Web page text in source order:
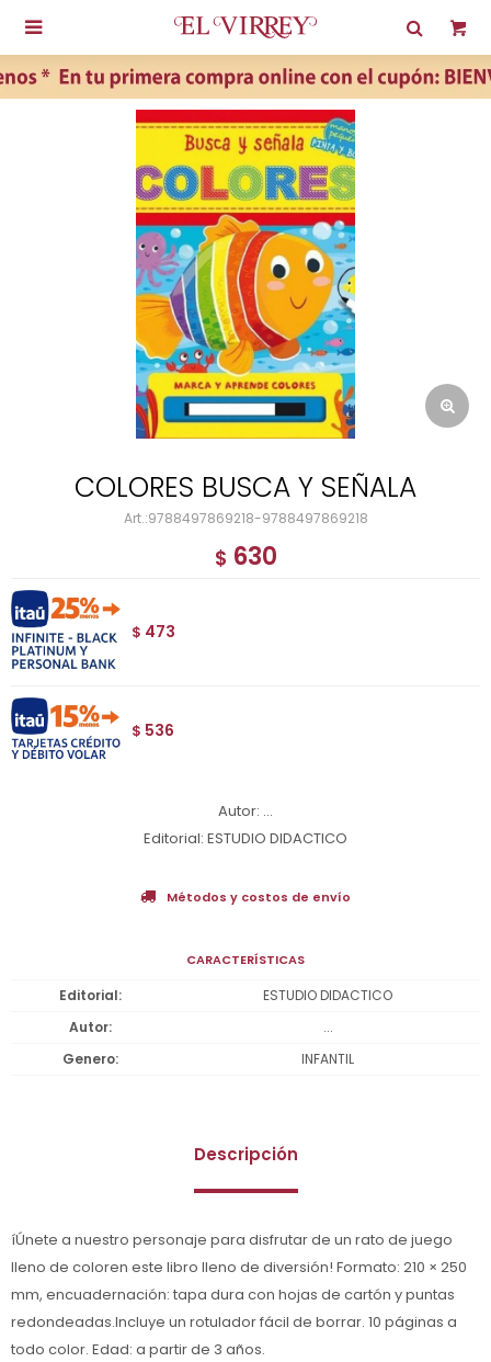

COLORES BUSCA Y SEÑALA
9788497869218-9788497869218
$ 630
$ 473
$ 536
Autor: ...
Editorial: ESTUDIO DIDACTICO
Métodos y costos de envío
CARACTERÍSTICAS
Editorial
ESTUDIO DIDACTICO
Autor
...
Genero
INFANTIL
Descripción
íÚnete a nuestro personaje para disfrutar de un rato de juego
lleno de coloren este libro lleno de diversión! Formato: 210 × 250
mm, encuadernación: tapa dura con hojas de cartón y puntas
redondeadas.Incluye un rotulador fácil de borrar. 10 páginas a
todo color. Edad: a partir de 3 años.